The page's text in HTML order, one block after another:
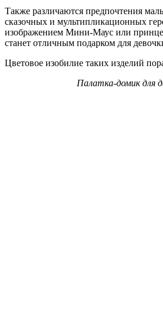
Также различаются предпочтения
сказочных и мультипликационных
изображением Мини-Маус или
станет отличным подарком для
Цветовое изобилие таких изделий
Палатка-домик для